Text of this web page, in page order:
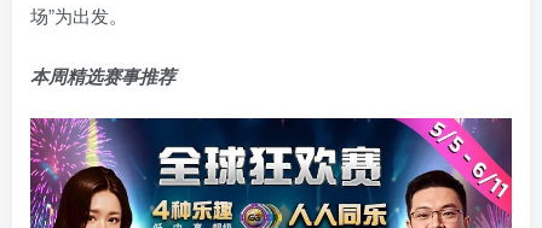
场”为出发。
本周精选赛事推荐